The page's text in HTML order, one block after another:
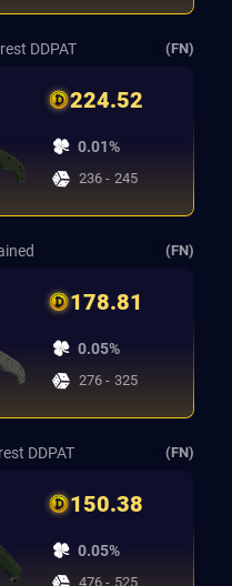
DDPAT (FN)
224.52
0.01%
236 - 245
(FN)
178.81
0.05%
276 - 325
DDPAT (FN)
150.38
0.05%
476 - 525